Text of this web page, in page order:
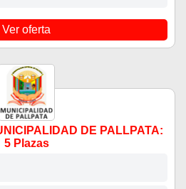
Ver oferta
DE PALLPATA:
5 Plazas